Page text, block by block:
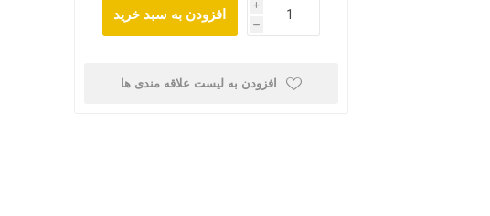
i
h
افزودن به سبد خرید
افزودن به لیست علاقه مندی ها